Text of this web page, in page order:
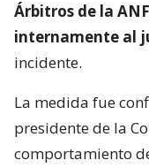
Árbitros de la
internamente al
incidente.
La medida fue
presidente de la
comportamiento